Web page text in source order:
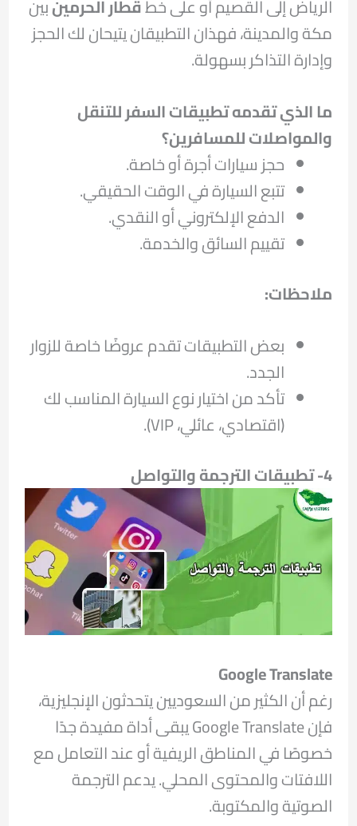
الرياض إلى القصيم أو على خطقطار الحرمينبين
مكة والمدينة، فهذان التطبيقان يتيحان لك الحجز
وإدارة التذاكر بسهولة.
ما الذي تقدمه تطبيقات السفر للتنقل
والمواصلات للمسافرين؟
حجز سيارات أجرة أو خاصة.
تتبع السيارة في الوقت الحقيقي.
الدفع الإلكتروني أو النقدي.
تقييم السائق والخدمة.
ملاحظات:
بعض التطبيقات تقدم عروضًا خاصة للزوار
الجدد.
تأكد من اختيار نوع السيارة المناسب لك
(اقتصادي، عائلي، VIP).
4- تطبيقات الترجمة والتواصل
Google Translate
رغم أن الكثير من السعوديين يتحدثون الإنجليزية،
فإن Google Translate يبقى أداة مفيدة جدًا
خصوصًا في المناطق الريفية أو عند التعامل مع
اللافتات والمحتوى المحلي. يدعم الترجمة
الصوتية والمكتوبة.